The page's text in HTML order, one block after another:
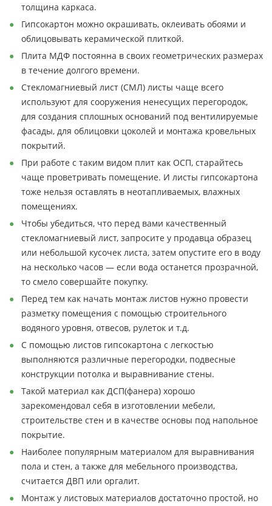
толщина каркаса.
Гипсокартон можно окрашивать, оклеивать обоями и
облицовывать керамической плиткой.
Плита МДФ постоянна в своих геометрических размерах
в течение долгого времени.
Стекломагниевый лист (СМЛ) листы чаще всего
используют для сооружения ненесущих перегородок,
для создания сплошных оснований под вентилируемые
фасады, для облицовки цоколей и монтажа кровельных
покрытий.
При работе с таким видом плит как ОСП, старайтесь
чаще проветривать помещение. И листы гипсокартона
тоже нельзя оставлять в неотапливаемых, влажных
помещениях.
Чтобы убедиться, что перед вами качественный
стекломагниевый лист, запросите у продавца образец
или небольшой кусочек листа, затем опустите его в воду
на несколько часов — если вода останется прозрачной,
то смело совершайте покупку.
Перед тем как начать монтаж листов нужно провести
разметку помещения с помощью строительного
водяного уровня, отвесов, рулеток и т.д.
С помощью листов гипсокартона с легкостью
выполняются различные перегородки, подвесные
конструкции потолка и выравнивание стены.
Такой материал как ДСП(фанера) хорошо
зарекомендовал себя в изготовлении мебели,
строительстве стен и в качестве основы под напольное
покрытие.
Наиболее популярным материалом для выравнивания
пола и стен, а также для мебельного производства,
считается ДВП или оргалит.
Монтаж у листовых материалов достаточно простой, но